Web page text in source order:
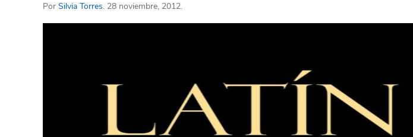
Por Silvia Torres. 28 noviembre, 2012.